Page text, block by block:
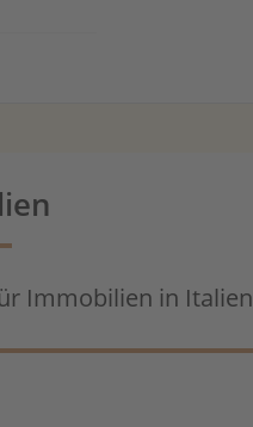
Immobilien in Italien